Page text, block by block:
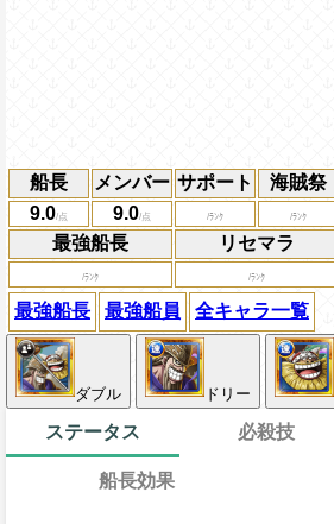
船長 メンバー サポート
海賊祭
9.0
9.0
最強船長
リセマラ
最強船長 最強船員 全キャラ一覧
ダブル ドリー
ステータス 必殺技
船長効果